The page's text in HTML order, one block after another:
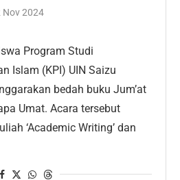
Nov 2024
Program Studi
Islam (KPI) UIN Saizu
bedah buku Jum’at
Umat. Acara tersebut
‘Academic Writing’ dan